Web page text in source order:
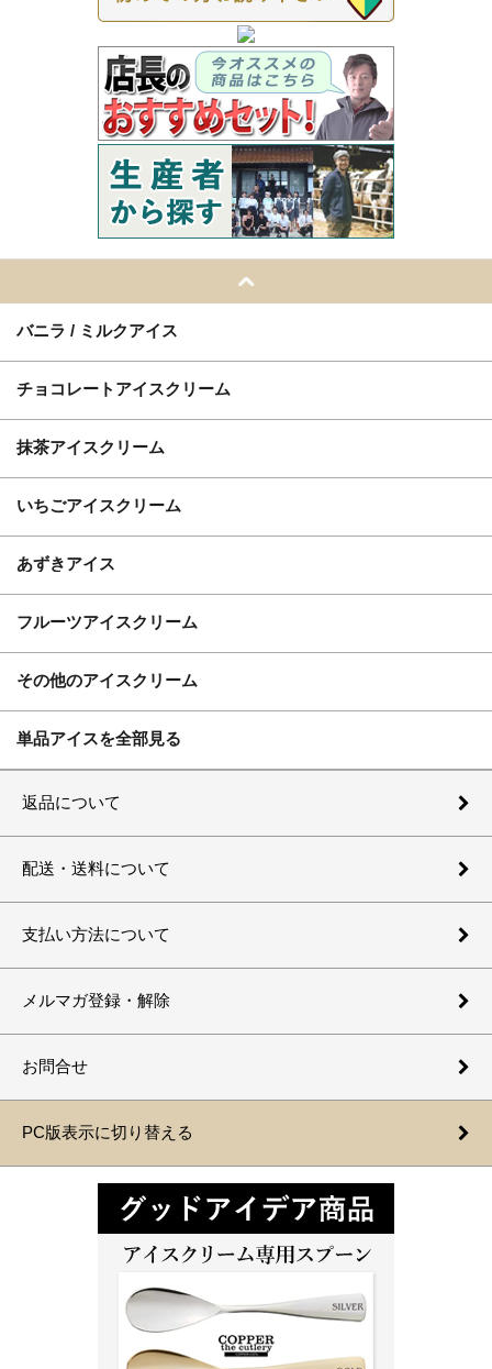
バニラ / ミルクアイス
チョコレートアイスクリーム
抹茶アイスクリーム
いちごアイスクリーム
あずきアイス
フルーツアイスクリーム
その他のアイスクリーム
単品アイスを全部見る
返品について
配送・送料について
支払い方法について
メルマガ登録・解除
お問合せ
PC版表示に切り替える